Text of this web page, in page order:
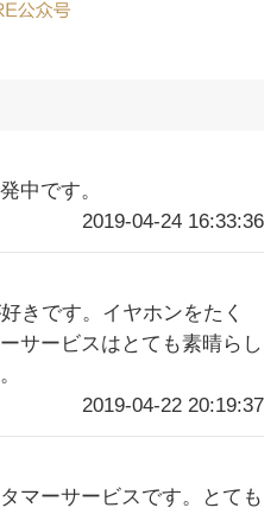
中です。
2019-04-24 16:33:36
きです。イヤホンをたく
サービスはとても素晴らし
2019-04-22 20:19:37
マーサービスです。とても